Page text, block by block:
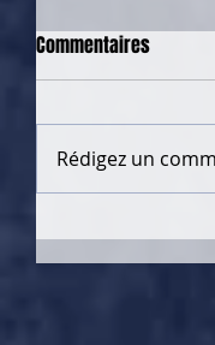
Commentaires
Rédigez un